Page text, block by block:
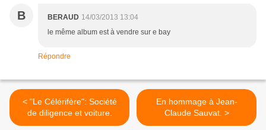
B BERAUD 14/03/2013 13:04
le même album est à vendre sur e bay
Répondre
< "Le Célérifère": Société
de diligence et voiture.
En hommage à Jean-
Claude Sauvat. >